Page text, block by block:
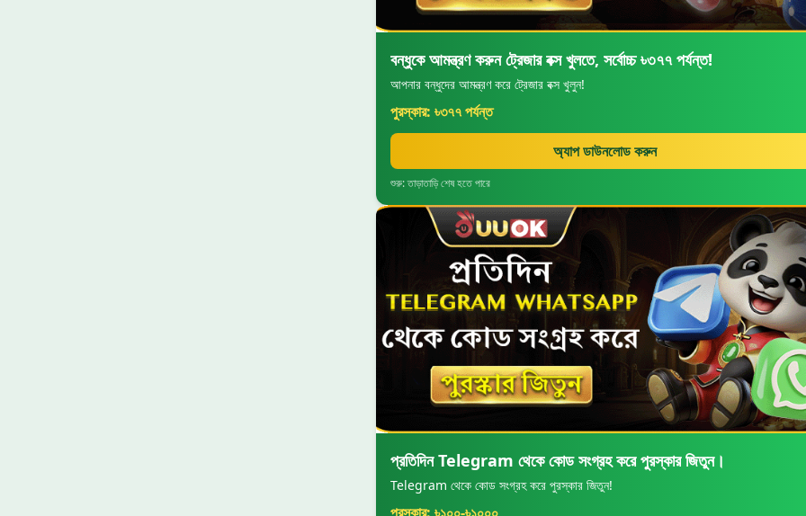
বন্ধুকে আমন্ত্রণ করুন ট্রেজার বক্স খুলতে, সর্বোচ্চ ৳৩৭৭ পর্যন্ত!
আপনার বন্ধুদের আমন্ত্রণ করে ট্রেজার বক্স খুলুন!
পুরস্কার: ৳৩৭৭ পর্যন্ত
অ্যাপ ডাউনলোড করুন
শুরু: তাড়াতাড়ি শেষ হতে পারে
প্রতিদিন Telegram থেকে কোড সংগ্রহ করে পুরস্কার জিতুন।
Telegram থেকে কোড সংগ্রহ করে পুরস্কার জিতুন!